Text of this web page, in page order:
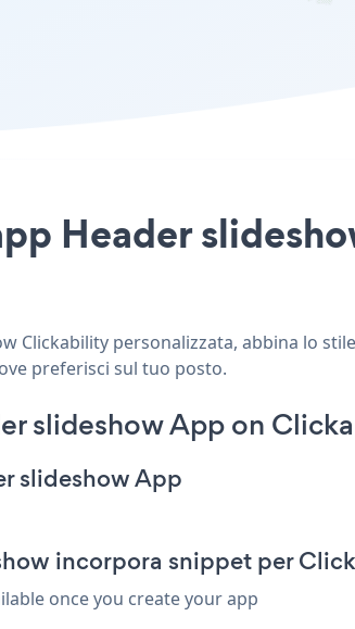
Header
Clickability personalizzata, abbina lo
preferisci sul tuo posto.
slideshow App on
slideshow App
incorpora snippet per
once you create your app